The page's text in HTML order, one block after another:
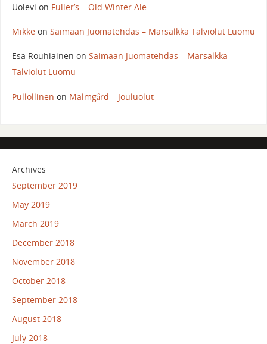
Uolevi on Fuller’s – Old Winter Ale
Mikkeon Saimaan Juomatehdas – Marsalkka Talviolut Luomu
Esa Rouhiainen on Saimaan Juomatehdas – Marsalkka
Talviolut Luomu
Pullollinen on Malmgård – Jouluolut
Archives
September 2019
May 2019
March 2019
December 2018
November 2018
October 2018
September 2018
August 2018
July 2018